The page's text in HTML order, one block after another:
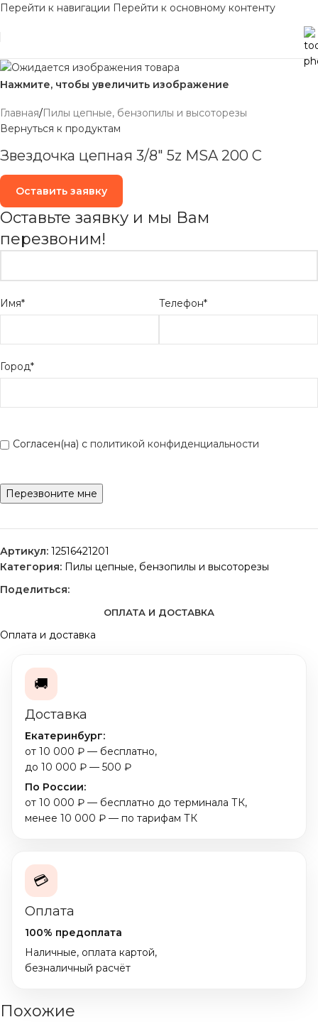
Перейти к навигации Перейти к основному контенту
Нажмите, чтобы увеличить изображение
Главная/Пилы цепные, бензопилы и высоторезы
Вернуться к продуктам
Звездочка цепная 3/8″ 5z MSA 200 C
Оставить заявку
Оставьте заявку и мы Вам
перезвоним!
Имя* Телефон*
Город*
Согласен(на) с политикой конфиденциальности
Артикул: 12516421201
Категория: Пилы цепные, бензопилы и высоторезы
Поделиться:
ОПЛАТА И ДОСТАВКА
Оплата и доставка
🚚
Доставка
Екатеринбург:
от 10 000 ₽ — бесплатно,
до 10 000 ₽ — 500 ₽
По России:
от 10 000 ₽ — бесплатно до терминала ТК,
менее 10 000 ₽ — по тарифам ТК
💳
Оплата
100% предоплата
Наличные, оплата картой,
безналичный расчёт
Похожие